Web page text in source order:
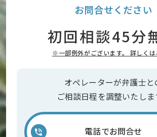
お問合せください
初回相談45分
※一部例外がございます。 詳しくは
オペレーターが弁護士と
ご相談日程を調整いたしま
電話でお問合せ